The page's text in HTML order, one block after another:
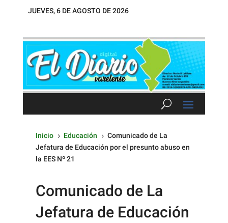
JUEVES, 6 DE AGOSTO DE 2026
Inicio 5 Educación 5 Comunicado de La
Jefatura de Educación por el presunto abuso en
la EES Nº 21
Comunicado de La
Jefatura de Educación